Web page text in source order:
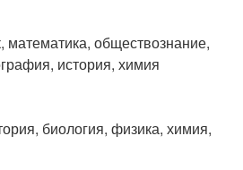
математика, обществознание,
история, химия
биология, физика, химия,